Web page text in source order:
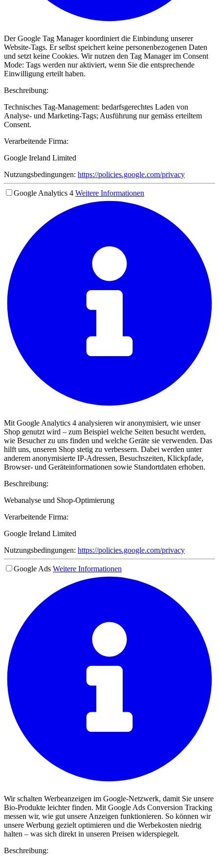
Der Google Tag Manager koordiniert die Einbindung unserer
Website-Tags. Er selbst speichert keine personenbezogenen Daten
und setzt keine Cookies. Wir nutzen den Tag Manager im Consent
Mode: Tags werden nur aktiviert, wenn Sie die entsprechende
Einwilligung erteilt haben.
Beschreibung:
Technisches Tag-Management: bedarfsgerechtes Laden von
Analyse- und Marketing-Tags; Ausführung nur gemäss erteiltem
Consent.
Verarbeitende Firma:
Google Ireland Limited
Nutzungsbedingungen: https://policies.google.com/privacy
Google Analytics 4 Weitere Informationen
Mit Google Analytics 4 analysieren wir anonymisiert, wie unser
Shop genutzt wird – zum Beispiel welche Seiten besucht werden,
wie Besucher zu uns finden und welche Geräte sie verwenden. Das
hilft uns, unseren Shop stetig zu verbessern. Dabei werden unter
anderem anonymisierte IP-Adressen, Besuchszeiten, Klickpfade,
Browser- und Geräteinformationen sowie Standortdaten erhoben.
Beschreibung:
Webanalyse und Shop-Optimierung
Verarbeitende Firma:
Google Ireland Limited
Nutzungsbedingungen: https://policies.google.com/privacy
Google Ads Weitere Informationen
Wir schalten Werbeanzeigen im Google-Netzwerk, damit Sie unsere
Bio-Produkte leichter finden. Mit Google Ads Conversion Tracking
messen wir, wie gut unsere Anzeigen funktionieren. So können wir
unsere Werbung gezielt optimieren und die Werbekosten niedrig
halten – was sich direkt in unseren Preisen widerspiegelt.
Beschreibung: